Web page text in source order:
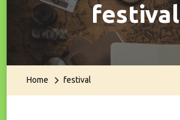
festival
Home festival